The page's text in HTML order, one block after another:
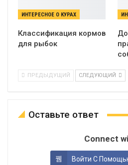
ИНТЕРЕСНОЕ О КУРАХ
Классификация кормов
для рыбок
ПРЕДЫДУЩИЙ СЛЕДУЮЩИЙ
Оставьте ответ
Connect
Войти С